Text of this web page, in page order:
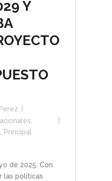
Y
Principal
de 2025. Con
las políticas